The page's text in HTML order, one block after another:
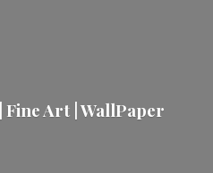
Art | WallPaper